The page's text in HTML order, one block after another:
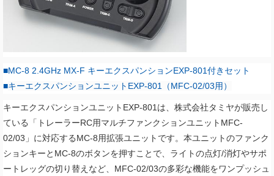
■MC-8 2.4GHz MX-F キーエクスパンションEXP-801付きセット
■キーエクスパンションユニットEXP-801（MFC-02/03用）
キーエクスパンションユニットEXP-801は、株式会社タミヤが販売し
ている「トレーラーRC用マルチファンクションユニットMFC-
02/03」に対応するMC-8用拡張ユニットです。本ユニットのファンク
ションキーとMC-8のボタンを押すことで、ライトの点灯/消灯やサポ
ートレッグの切り替えなど、MFC-02/03の多彩な機能をワンプッシュ